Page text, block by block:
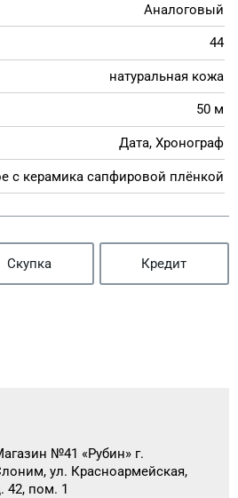
Аналоговый
44
натуральная кожа
50 м
Дата, Хронограф
с керамика сапфировой плёнкой
Скупка Кредит
№41 «Рубин» г.
ул. Красноармейская,
42, пом. 1